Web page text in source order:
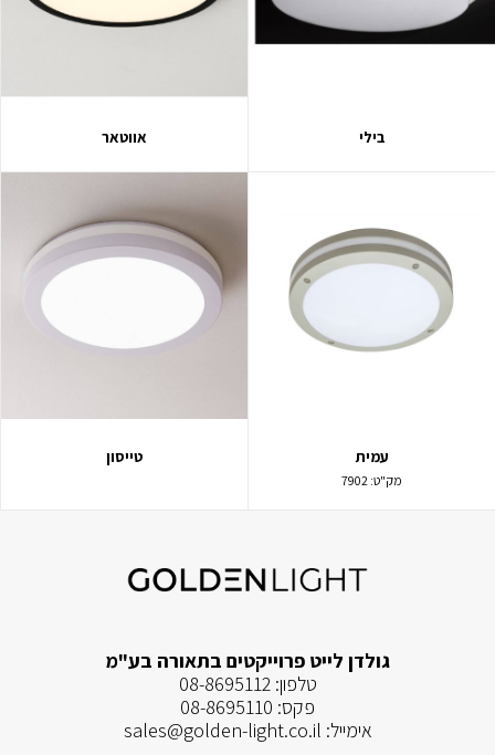
בילי אווטאר
עמית
מק"ט: 7902
טייסון
גולדן לייט פרוייקטים בתאורה בע"מ
טלפון:08-8695112
פקס: 08-8695110
אימייל: sales@golden-light.co.il